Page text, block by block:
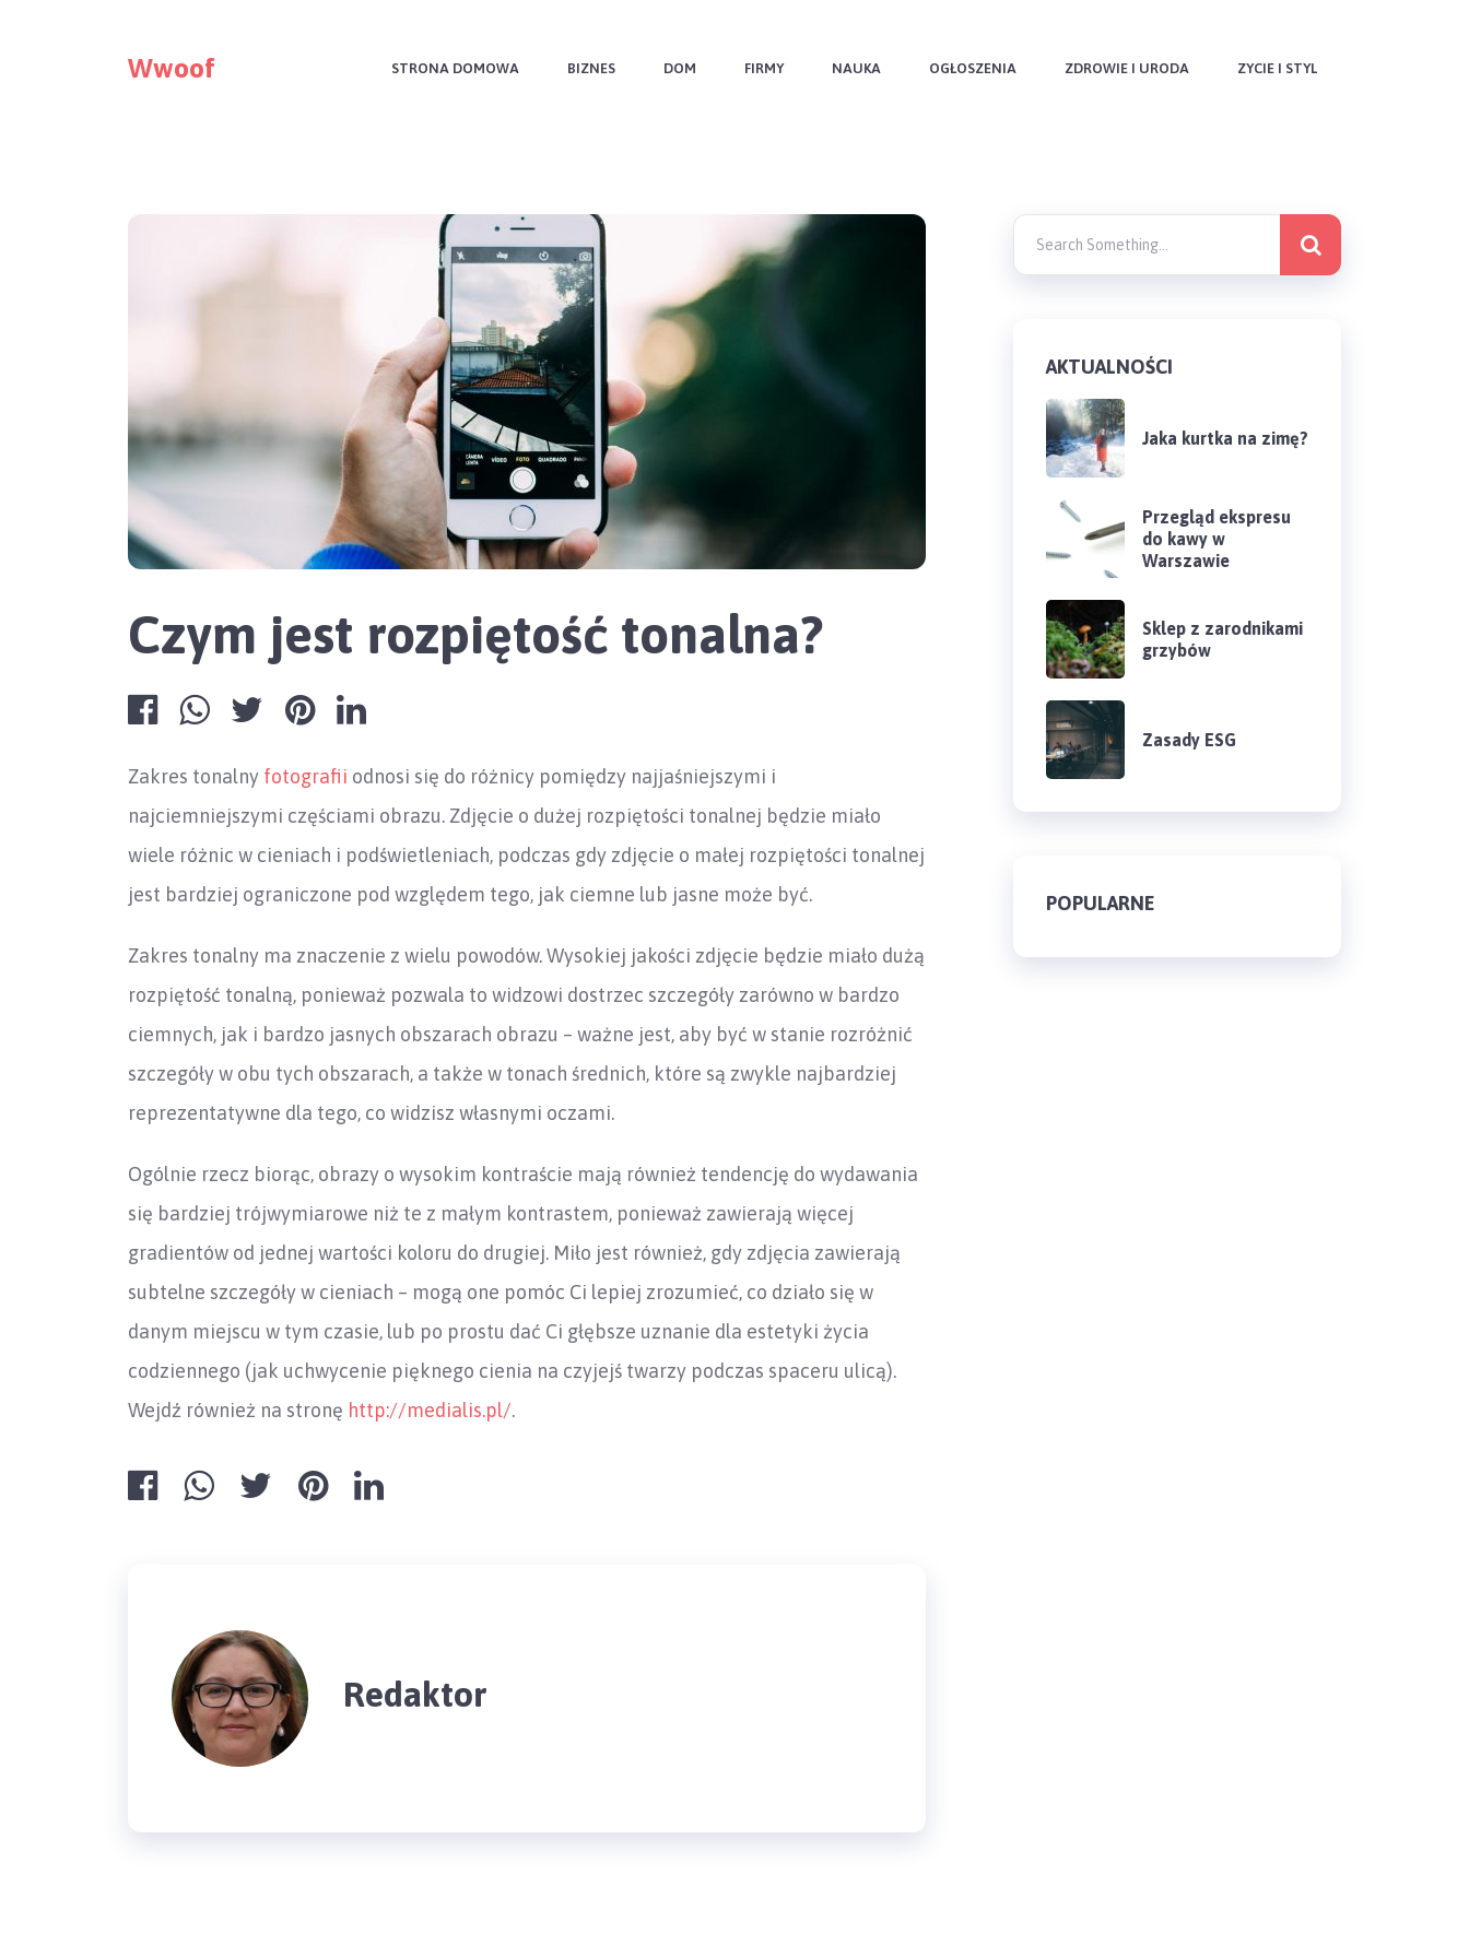
Wwoof STRONA DOMOWA BIZNES DOM FIRMY NAUKA OGŁOSZENIA ZDROWIE I URODA ZYCIE I STYL
Czym jest rozpiętość tonalna?
Zakres tonalny fotografii odnosi się do różnicy pomiędzy najjaśniejszymi i
najciemniejszymi częściami obrazu. Zdjęcie o dużej rozpiętości tonalnej będzie miało
wiele różnic w cieniach i podświetleniach, podczas gdy zdjęcie o małej rozpiętości tonalnej
jest bardziej ograniczone pod względem tego, jak ciemne lub jasne może być.
Zakres tonalny ma znaczenie z wielu powodów. Wysokiej jakości zdjęcie będzie miało dużą
rozpiętość tonalną, ponieważ pozwala to widzowi dostrzec szczegóły zarówno w bardzo
ciemnych, jak i bardzo jasnych obszarach obrazu – ważne jest, aby być w stanie rozróżnić
szczegóły w obu tych obszarach, a także w tonach średnich, które są zwykle najbardziej
reprezentatywne dla tego, co widzisz własnymi oczami.
Ogólnie rzecz biorąc, obrazy o wysokim kontraście mają również tendencję do wydawania
się bardziej trójwymiarowe niż te z małym kontrastem, ponieważ zawierają więcej
gradientów od jednej wartości koloru do drugiej. Miło jest również, gdy zdjęcia zawierają
subtelne szczegóły w cieniach – mogą one pomóc Ci lepiej zrozumieć, co działo się w
danym miejscu w tym czasie, lub po prostu dać Ci głębsze uznanie dla estetyki życia
codziennego (jak uchwycenie pięknego cienia na czyjejś twarzy podczas spaceru ulicą).
Wejdź również na stronę http://medialis.pl/.
Redaktor
AKTUALNOŚCI
Jaka kurtka na zimę?
Przegląd ekspresu
do kawy w
Warszawie
Sklep z zarodnikami
grzybów
Zasady ESG
POPULARNE